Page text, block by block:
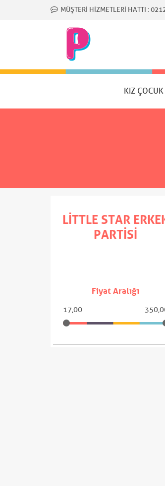
MÜŞTERI HIZMETLERI HATTI :
KIZ ÇOCUK
LITTLE STAR
PARTISI
Fiyat Aralığı
17,00